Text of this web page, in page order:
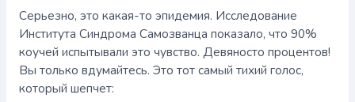
Серьезно, это какая-то эпидемия. Исследование
Института Синдрома Самозванца показало, что 90%
коучей испытывали это чувство. Девяносто процентов!
Вы только вдумайтесь. Это тот самый тихий голос,
который шепчет: